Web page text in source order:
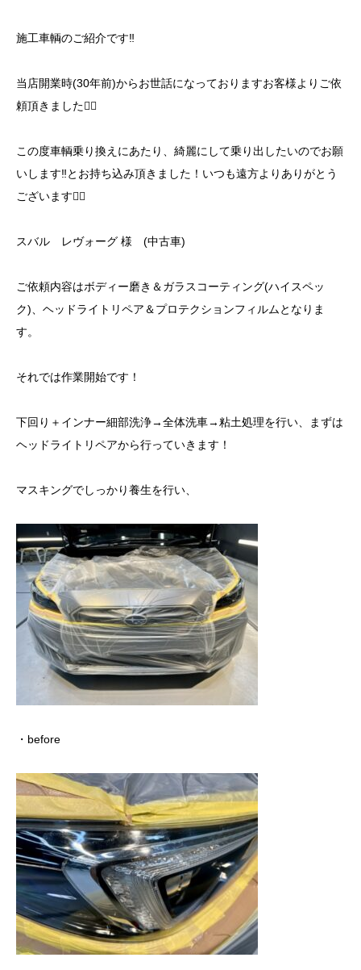
施工車輌のご紹介です‼️
当店開業時(30年前)からお世話になっておりますお客様よりご依
頼頂きました🙇‍♂️
この度車輌乗り換えにあたり、綺麗にして乗り出したいのでお願
いします‼️とお持ち込み頂きました！いつも遠方よりありがとう
ございます🙇‍♂️
スバル レヴォーグ 様 (中古車)
ご依頼内容はボディー磨き＆ガラスコーティング(ハイスペッ
ク)、ヘッドライトリペア＆プロテクションフィルムとなりま
す。
それでは作業開始です！
下回り＋インナー細部洗浄→全体洗車→粘土処理を行い、まずは
ヘッドライトリペアから行っていきます！
マスキングでしっかり養生を行い、
・before